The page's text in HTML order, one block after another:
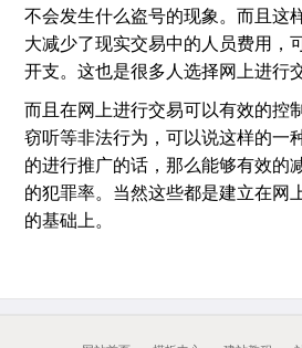
不会发生什么盗号的现象。而且这
大减少了现实交易中的人员费用，
开支。这也是很多人选择网上进行
而且在网上进行交易可以有效的控
窃听等非法行为，可以说这样的一
的进行推广的话，那么能够有效的
的犯罪率。当然这些都是建立在网
的基础上。